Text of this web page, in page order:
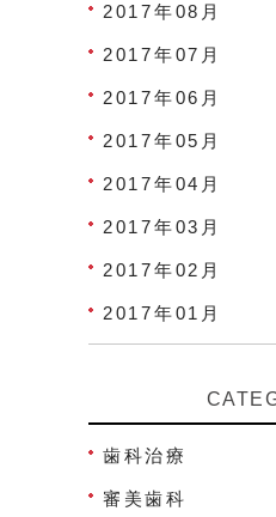
2017年08月
2017年07月
2017年06月
2017年05月
2017年04月
2017年03月
2017年02月
2017年01月
歯科治療
審美歯科